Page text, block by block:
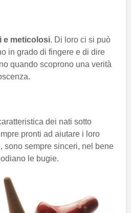
e meticolosi. Di loro ci si può
in grado di fingere e di dire
quando scoprono una verità
dei nati sotto
pronti ad aiutare i loro
sono sempre sinceri, nel bene
le bugie.